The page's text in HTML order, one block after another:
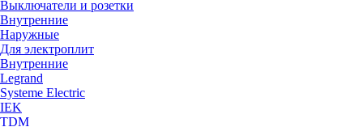
Выключатели и розетки
Внутренние
Наружные
Для электроплит
Внутренние
Legrand
Systeme Electric
IEK
TDM